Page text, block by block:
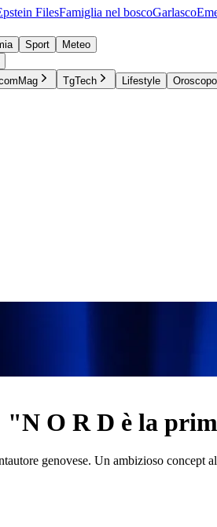
FilesFamiglia nel boscoGarlasco
Sport
Meteo
TgTech Lifestyle Oroscopo
O R D è la
genovese. Un ambizioso